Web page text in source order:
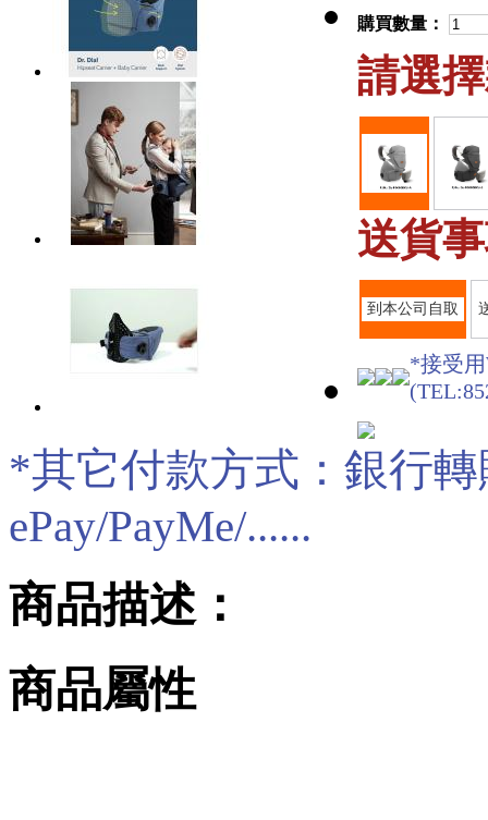
購買數量：
請選
送貨
到本公司自取
*接受用
*其它付款方式：銀行轉
ePay/PayMe/......
商品描述：
商品屬性